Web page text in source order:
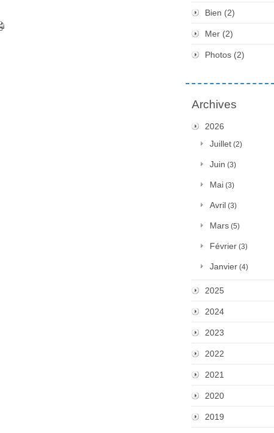
Bien (2)
Mer (2)
Photos (2)
Archives
2026
Juillet (2)
Juin (3)
Mai (3)
Avril (3)
Mars (5)
Février (3)
Janvier (4)
2025
2024
2023
2022
2021
2020
2019